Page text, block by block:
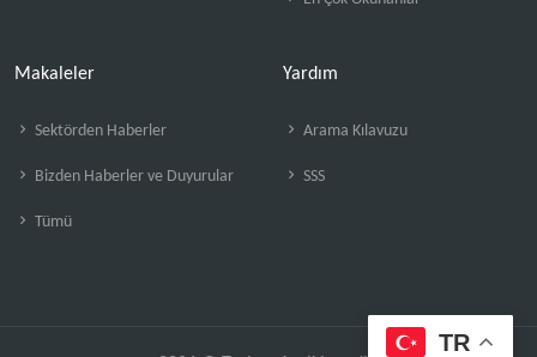
Makaleler
Sektörden Haberler
Bizden Haberler ve Duyurular
Tümü
Yardım
Arama Kılavuzu
SSS
TR